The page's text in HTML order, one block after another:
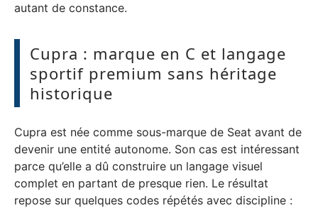
autant de constance.
Cupra : marque en C et langage
sportif premium sans héritage
historique
Cupra est née comme sous-marque de Seat avant de
devenir une entité autonome. Son cas est intéressant
parce qu’elle a dû construire un langage visuel
complet en partant de presque rien. Le résultat
repose sur quelques codes répétés avec discipline :